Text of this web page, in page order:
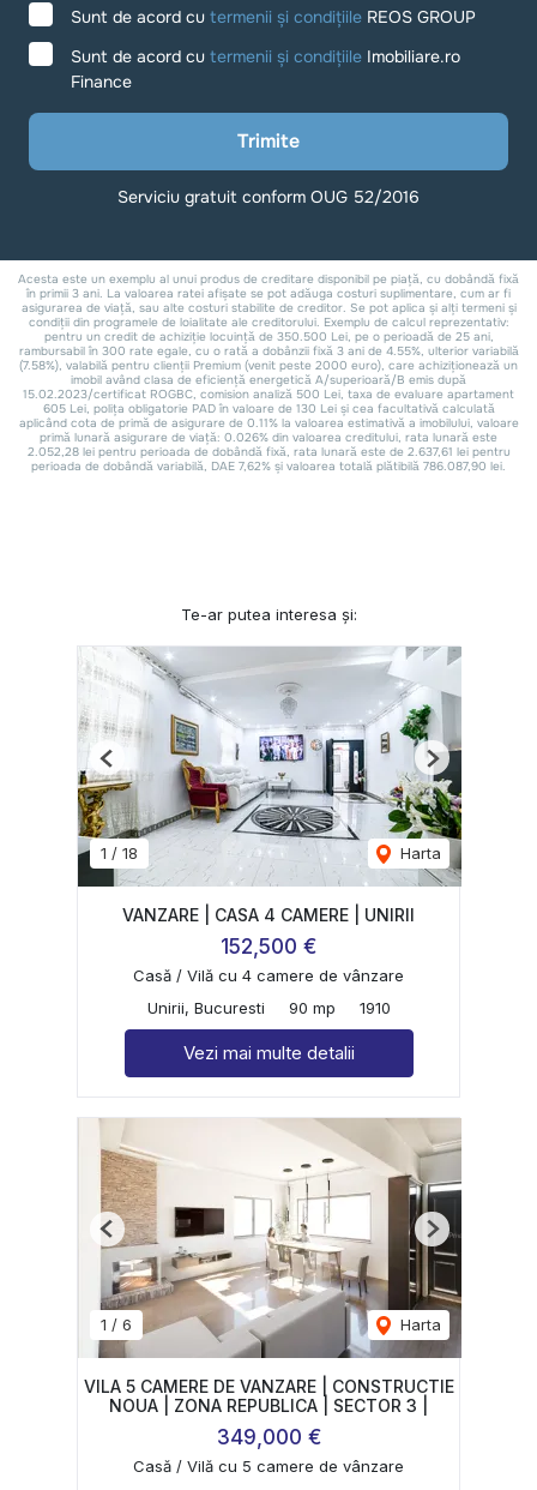
Te-ar putea interesa și:
1 / 18 Harta
Previous Next
VANZARE | CASA 4 CAMERE | UNIRII
152,500 €
Casă / Vilă cu 4 camere de vânzare
Unirii, Bucuresti
90 mp 1910
Vezi mai multe detalii
1 / 6 Harta
Previous Next
VILA 5 CAMERE DE VANZARE | CONSTRUCTIE
NOUA | ZONA REPUBLICA | SECTOR 3 |
349,000 €
Casă / Vilă cu 5 camere de vânzare